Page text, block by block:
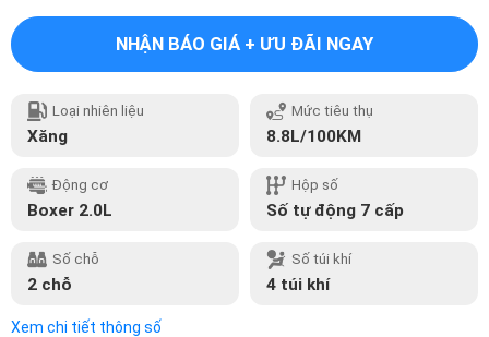
NHẬN BÁO GIÁ + ƯU ĐÃI NGAY
Loại nhiên liệu
Xăng
Mức tiêu thụ
8.8L/100KM
Động cơ
Boxer 2.0L
Hộp số
Số tự động 7 cấp
Số chỗ
2 chỗ
Số túi khí
4 túi khí
Xem chi tiết thông số